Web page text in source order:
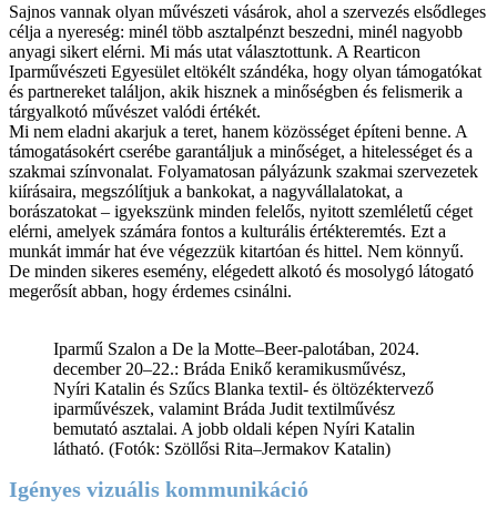
Sajnos vannak olyan művészeti vásárok, ahol a szervezés elsődleges
célja a nyereség: minél több asztalpénzt beszedni, minél nagyobb
anyagi sikert elérni. Mi más utat választottunk. A Rearticon
Iparművészeti Egyesület eltökélt szándéka, hogy olyan támogatókat
és partnereket találjon, akik hisznek a minőségben és felismerik a
tárgyalkotó művészet valódi értékét.
Mi nem eladni akarjuk a teret, hanem közösséget építeni benne. A
támogatásokért cserébe garantáljuk a minőséget, a hitelességet és a
szakmai színvonalat. Folyamatosan pályázunk szakmai szervezetek
kiírásaira, megszólítjuk a bankokat, a nagyvállalatokat, a
borászatokat – igyekszünk minden felelős, nyitott szemléletű céget
elérni, amelyek számára fontos a kulturális értékteremtés. Ezt a
munkát immár hat éve végezzük kitartóan és hittel. Nem könnyű.
De minden sikeres esemény, elégedett alkotó és mosolygó látogató
megerősít abban, hogy érdemes csinálni.
Iparmű Szalon a De la Motte–Beer-palotában, 2024.
december 20–22.: Bráda Enikő keramikusművész,
Nyíri Katalin és Szűcs Blanka textil- és öltözéktervező
iparművészek, valamint Bráda Judit textilművész
bemutató asztalai. A jobb oldali képen Nyíri Katalin
látható. (Fotók: Szöllősi Rita–Jermakov Katalin)
Igényes vizuális kommunikáció